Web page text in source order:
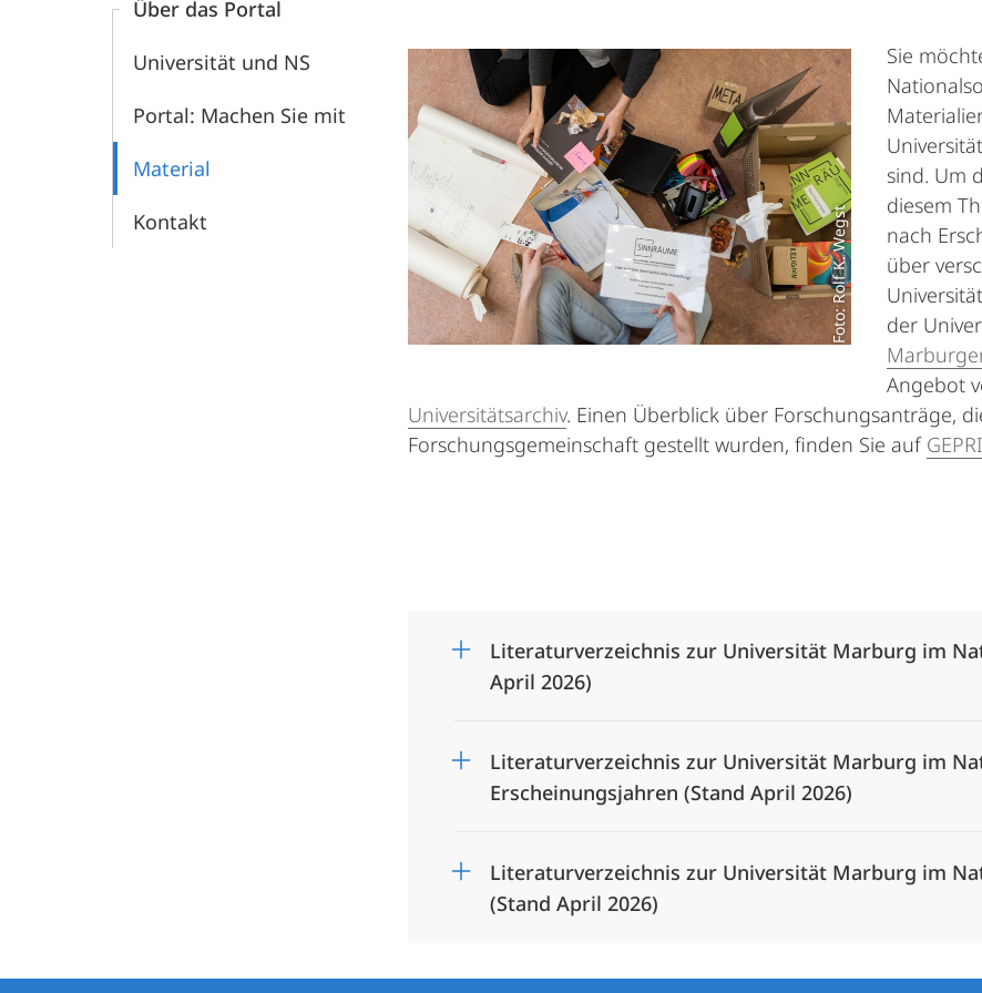
der
UMR
im
Über das Portal
Universität und NS
Portal: Machen Sie mit
Material
Kontakt
Foto: Rolf K. Wegst
Sie
sind. Um
diesem
nach
über
der
Angebot
Universitätsarchiv. Einen Überblick über Forschungsanträge,
Forschungsgemeinschaft gestellt wurden, finden Sie auf
Literaturverzeichnis zur Universität Marburg im
April 2026)
Literaturverzeichnis zur Universität Marburg im
Erscheinungsjahren (Stand April 2026)
Literaturverzeichnis zur Universität Marburg im
(Stand April 2026)